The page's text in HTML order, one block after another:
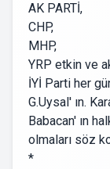
AK PARTİ,
CHP,
MHP,
YRP etkin ve
İYİ Parti her
G.Uysal' ın.
Babacan' ın
olmaları söz
*